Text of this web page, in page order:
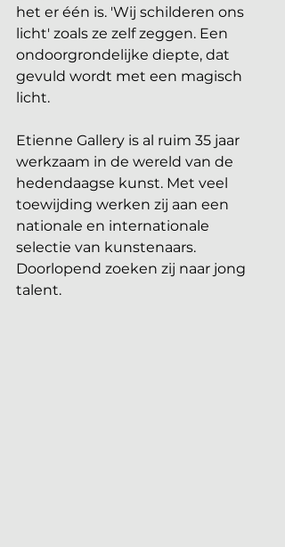
het er één is. 'Wij schilderen ons
licht' zoals ze zelf zeggen. Een
ondoorgrondelijke diepte, dat
gevuld wordt met een magisch
licht.
Etienne Gallery is al ruim 35 jaar
werkzaam in de wereld van de
hedendaagse kunst. Met veel
toewijding werken zij aan een
nationale en internationale
selectie van kunstenaars.
Doorlopend zoeken zij naar jong
talent.